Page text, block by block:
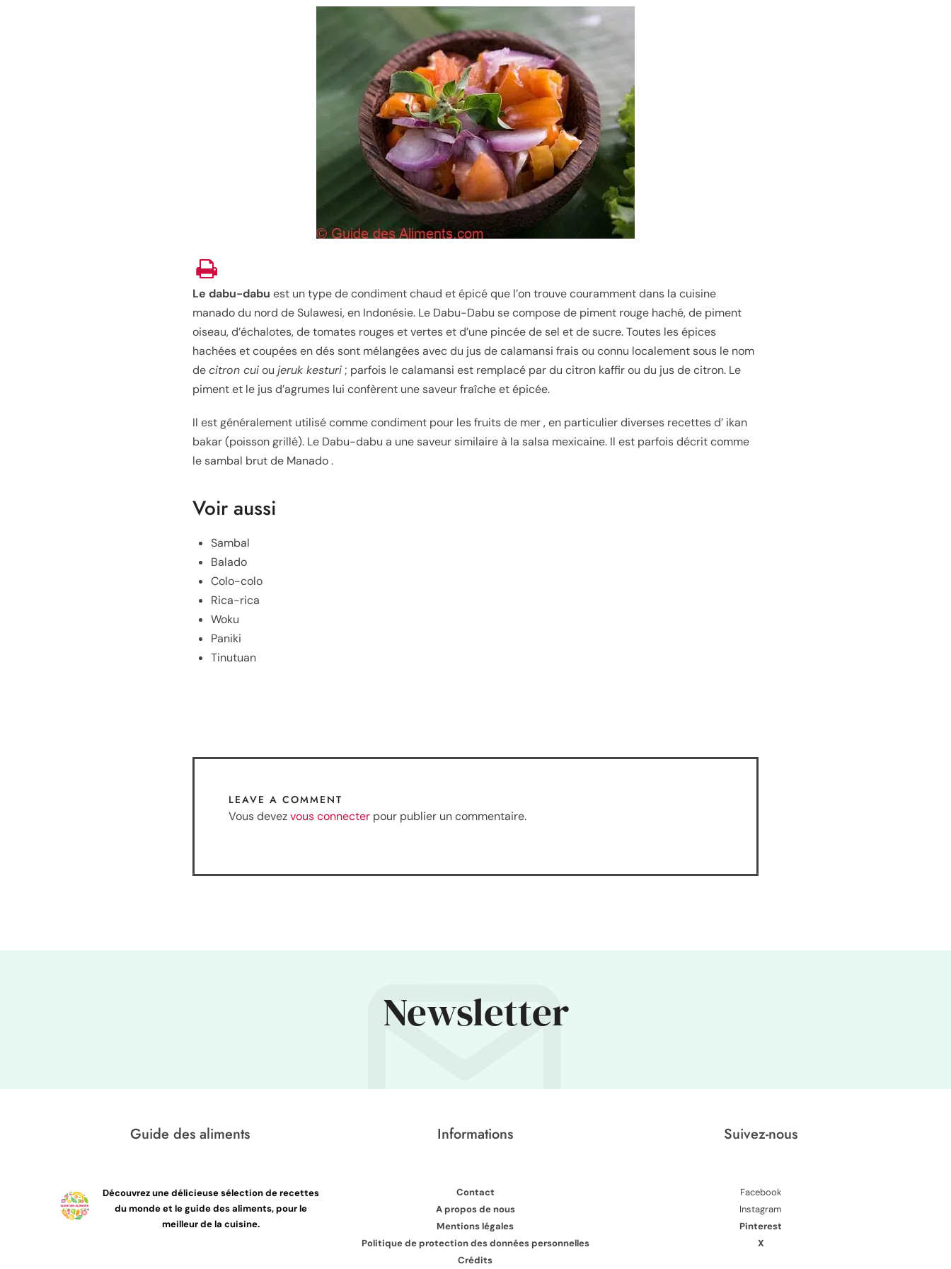
Le dabu-dabu est un type de condiment chaud et épicé que l’on trouve couramment dans la cuisine
manado du nord de Sulawesi, en Indonésie. Le Dabu-Dabu se compose de piment rouge haché, de piment
oiseau, d’échalotes, de tomates rouges et vertes et d’une pincée de sel et de sucre. Toutes les épices
hachées et coupées en dés sont mélangées avec du jus de calamansi frais ou connu localement sous le nom
decitron cuiou jeruk kesturi ; parfois le calamansi est remplacé par du citron kaffir ou du jus de citron. Le
piment et le jus d’agrumes lui confèrent une saveur fraîche et épicée.
Il est généralement utilisé comme condiment pour les fruits de mer , en particulier diverses recettes d’ ikan
bakar (poisson grillé). Le Dabu-dabu a une saveur similaire à la salsa mexicaine. Il est parfois décrit comme
le sambal brut de Manado .
Voir aussi
Sambal
Balado
Colo-colo
Rica-rica
Woku
Paniki
Tinutuan
LEAVE A COMMENT
Vous devezvous connecter pour publier un commentaire.
Newsletter
Guide des aliments
Découvrez une délicieuse sélection de recettes
du monde et le guide des aliments, pour le
meilleur de la cuisine.
Informations
Contact
A propos de nous
Mentions légales
Politique de protection des données personnelles
Crédits
Suivez-nous
Facebook
Instagram
Pinterest
X